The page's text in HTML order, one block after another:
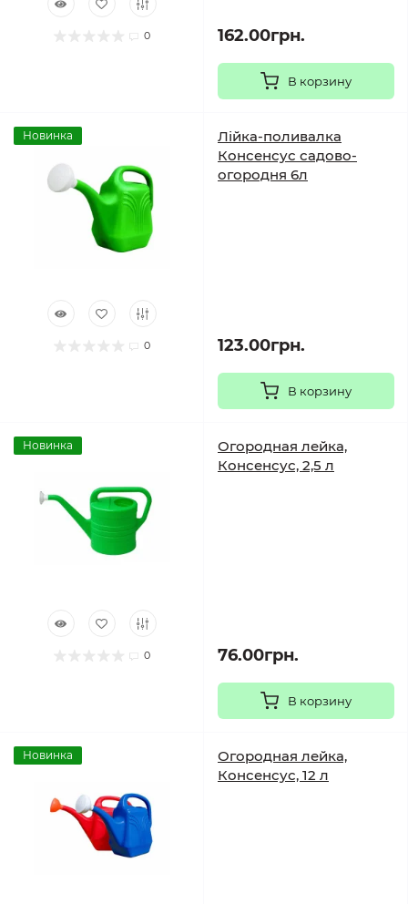
0 162.00грн.
В корзину
Новинка
0
Лійка-поливалка
Консенсус садово-
огородня 6л
123.00грн.
В корзину
Новинка
0
Огородная лейка,
Консенсус, 2,5 л
76.00грн.
В корзину
Новинка
Огородная лейка,
Консенсус, 12 л